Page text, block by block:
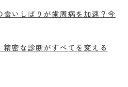
いしばりが歯周病を加速？今
密な診断がすべてを変える